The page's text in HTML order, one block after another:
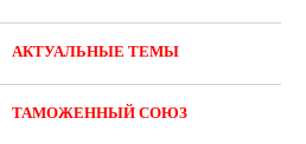
АКТУАЛЬНЫЕ ТЕМЫ
ТАМОЖЕННЫЙ СОЮЗ